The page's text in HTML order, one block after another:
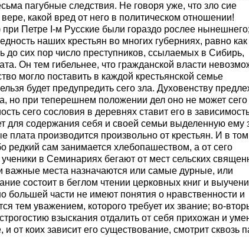
пагубные следствия. Не говоря уже, что зло сие
какой вред от него в политическом отношении!
Петре I-м Русские были гораздо рослее
наших крестьян во многих губерниях, равно как
до сих пор число преступников, ссылаемых в Сибирь,
Он тем гибельнее, что гражданской власти
могло поставить в каждой крестьянской семье
будет предупредить сего зла. Духовенству
но при теперешнем положении дел оно не может сего
сего сословия в деревнях ставит его в
для содержания себя и своей семьи выделенную ему
производится произвольно от крестьян. И в
редкий сам занимается хлебопашеством, а от сего
в Семинариях бегают от мест сельских
важные места назначаются или самые дурные, или
состоит в беглом чтении церковных книг и
большей части не имеют понятия о нравственности и
тем уважением, которого требует их звание; во-
взыскания отдалить от себя прихожан и
от коих зависит его существование, смотрит сквозь